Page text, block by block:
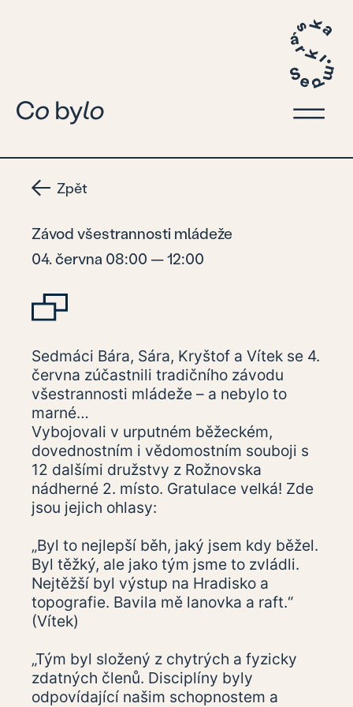
Zpět
Závod všestrannosti mládeže
04. června 08:00 — 12:00
Sedmáci Bára, Sára, Kryštof a Vítek se 4.
června zúčastnili tradičního závodu
všestrannosti mládeže – a nebylo to
marné…
Vybojovali v urputném běžeckém,
dovednostním i vědomostním souboji s
12 dalšími družstvy z Rožnovska
nádherné 2. místo. Gratulace velká! Zde
jsou jejich ohlasy:
„Byl to nejlepší běh, jaký jsem kdy běžel.
Byl těžký, ale jako tým jsme to zvládli.
Nejtěžší byl výstup na Hradisko a
topografie. Bavila mě lanovka a raft.“
(Vítek)
„Tým byl složený z chytrých a fyzicky
zdatných členů. Disciplíny byly
odpovídající našim schopnostem a